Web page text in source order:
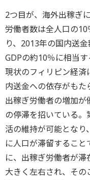
2つ目が、海外出稼ぎ
労働者数は全人口の
り、2013年の国内送
GDPの約10％に相当
現状のフィリピン経済
内送金への依存がも
出稼ぎ労働者の増加
の停滞を招いている
活の維持が可能とな
に人口が滞留するこ
に、出稼ぎ労働者が
大きく左右され、そ